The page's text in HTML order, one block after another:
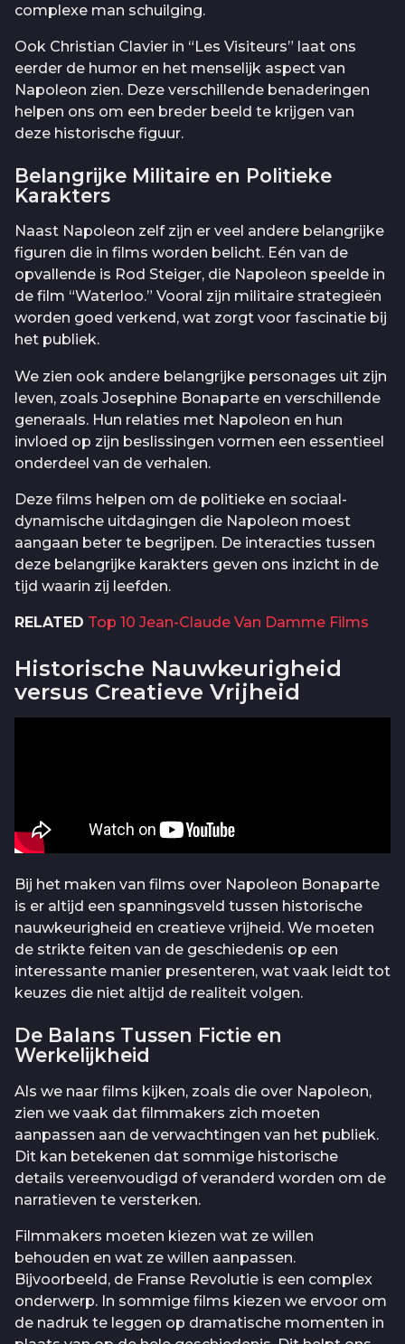
complexe man schuilging.
Ook Christian Clavier in “Les Visiteurs” laat ons
eerder de humor en het menselijk aspect van
Napoleon zien. Deze verschillende benaderingen
helpen ons om een breder beeld te krijgen van
deze historische figuur.
Belangrijke Militaire en Politieke
Karakters
Naast Napoleon zelf zijn er veel andere belangrijke
figuren die in films worden belicht. Eén van de
opvallende is Rod Steiger, die Napoleon speelde in
de film “Waterloo.” Vooral zijn militaire strategieën
worden goed verkend, wat zorgt voor fascinatie bij
het publiek.
We zien ook andere belangrijke personages uit zijn
leven, zoals Josephine Bonaparte en verschillende
generaals. Hun relaties met Napoleon en hun
invloed op zijn beslissingen vormen een essentieel
onderdeel van de verhalen.
Deze films helpen om de politieke en sociaal-
dynamische uitdagingen die Napoleon moest
aangaan beter te begrijpen. De interacties tussen
deze belangrijke karakters geven ons inzicht in de
tijd waarin zij leefden.
RELATED Top 10 Jean-Claude Van Damme Films
Historische Nauwkeurigheid
versus Creatieve Vrijheid
Bij het maken van films over Napoleon Bonaparte
is er altijd een spanningsveld tussen historische
nauwkeurigheid en creatieve vrijheid. We moeten
de strikte feiten van de geschiedenis op een
interessante manier presenteren, wat vaak leidt tot
keuzes die niet altijd de realiteit volgen.
De Balans Tussen Fictie en
Werkelijkheid
Als we naar films kijken, zoals die over Napoleon,
zien we vaak dat filmmakers zich moeten
aanpassen aan de verwachtingen van het publiek.
Dit kan betekenen dat sommige historische
details vereenvoudigd of veranderd worden om de
narratieven te versterken.
Filmmakers moeten kiezen wat ze willen
behouden en wat ze willen aanpassen.
Bijvoorbeeld, de Franse Revolutie is een complex
onderwerp. In sommige films kiezen we ervoor om
de nadruk te leggen op dramatische momenten in